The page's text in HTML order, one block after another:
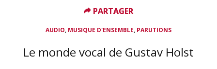
AUDIO, MUSIQUE D'ENSEMBLE, PARUTIONS
Le monde vocal de Gustav Holst
PARTAGER
PARTAGER